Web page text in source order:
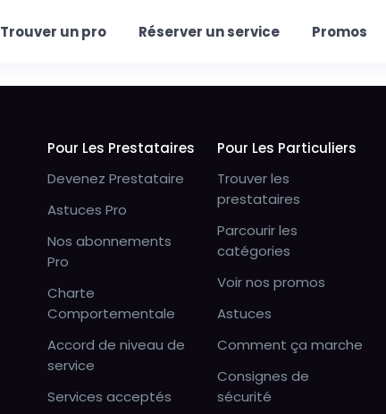
Trouver un pro Réserver un service Promos
Pour Les Prestataires
Devenez Prestataire
Astuces Pro
Nos abonnements
Pro
Charte
Comportementale
Accord de niveau de
service
Services acceptés
Pour Les Particuliers
Trouver les
prestataires
Parcourir les
catégories
Voir nos promos
Astuces
Comment ça marche
Consignes de
sécurité